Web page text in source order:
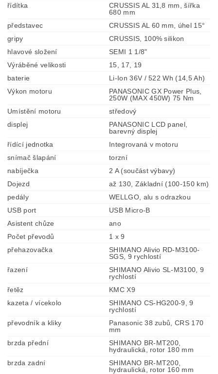
řídítka
CRUSSIS AL 31,8 mm, šířka
680 mm
představec
CRUSSIS AL 60 mm, úhel 15°
gripy
CRUSSIS, 100% silikon
hlavové složení
SEMI 1 1/8"
Výráběné velikosti
15, 17, 19
baterie
Li-Ion 36V / 522 Wh (14,5 Ah)
Výkon motoru
PANASONIC GX Power Plus,
250W (MAX 450W) 75 Nm
Umístění motoru
středový
displej
PANASONIC LCD panel,
barevný displej
řídící jednotka
Integrovaná v motoru
snímač šlapání
torzní
nabíječka
2 A (součást výbavy)
Dojezd
až 130, Základní (100-150 km)
pedály
WELLGO, alu s odrazkou
USB port
USB Micro-B
Asistent chůze
ano
Počet převodů
1 x 9
přehazovačka
SHIMANO Alivio RD-M3100-
SGS, 9 rychlostí
řazení
SHIMANO Alivio SL-M3100, 9
rychlostí
řetěz
KMC X9
kazeta / vícekolo
SHIMANO CS-HG200-9, 9
rychlostí
převodník a kliky
Panasonic 38 zubů, CRS 170
mm
brzda přední
SHIMANO BR-MT200,
hydraulická, rotor 180 mm
brzda zadní
SHIMANO BR-MT200,
hydraulická, rotor 160 mm